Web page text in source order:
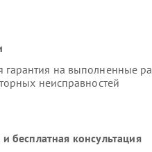
гарантия на выполненные
неисправностей
бесплатная консультация